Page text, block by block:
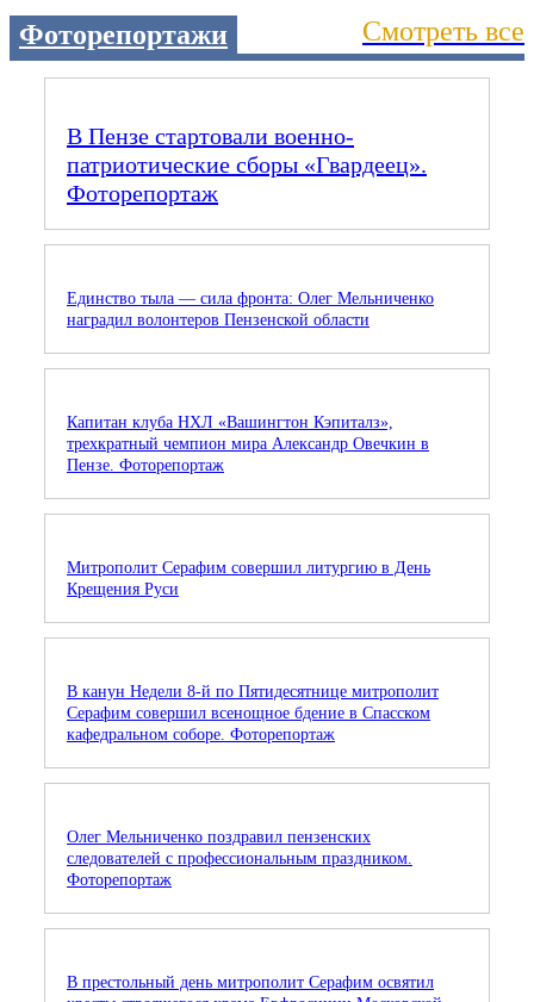
Фоторепортажи Смотреть все
В Пензе стартовали военно-
патриотические сборы «Гвардеец».
Фоторепортаж
Единство тыла — сила фронта: Олег Мельниченко
наградил волонтеров Пензенской области
Капитан клуба НХЛ «Вашингтон Кэпиталз»,
трехкратный чемпион мира Александр Овечкин в
Пензе. Фоторепортаж
Митрополит Серафим совершил литургию в День
Крещения Руси
В канун Недели 8-й по Пятидесятнице митрополит
Серафим совершил всенощное бдение в Спасском
кафедральном соборе. Фоторепортаж
Олег Мельниченко поздравил пензенских
следователей с профессиональным праздником.
Фоторепортаж
В престольный день митрополит Серафим освятил